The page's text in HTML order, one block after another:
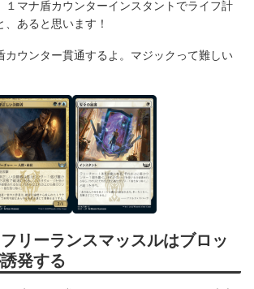
１マナ盾カウンターインスタントでライフ計
あると思います！
カウンター貫通するよ。マジックって難しい
リーランスマッスルはブロッ
発する